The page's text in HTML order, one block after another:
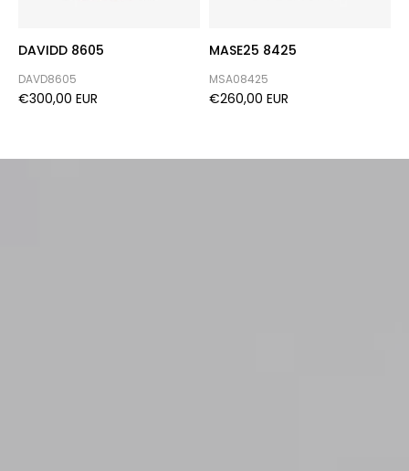
DAVIDD 8605
DAVD8605
€300,00 EUR
MASE25 8425
MSA08425
€260,00 EUR